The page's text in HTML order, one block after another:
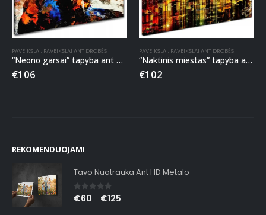
PAVEIKSLAI, PAVEIKSLAI ANT DROBĖS
“Neono garsai” tapyba ant drobės
€106
PAVEIKSLAI, PAVEIKSLAI ANT DROBĖS
“Naktinis miestas” tapyba ant drobės
€102
REKOMENDUOJAMI
Tavo Nuotrauka Ant HD Metalo
0out of 5
€60 – €125